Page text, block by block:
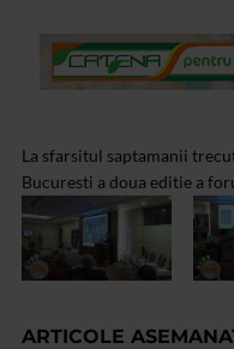
La sfarsitul saptamanii
Bucuresti a doua editie a
ARTICOLE